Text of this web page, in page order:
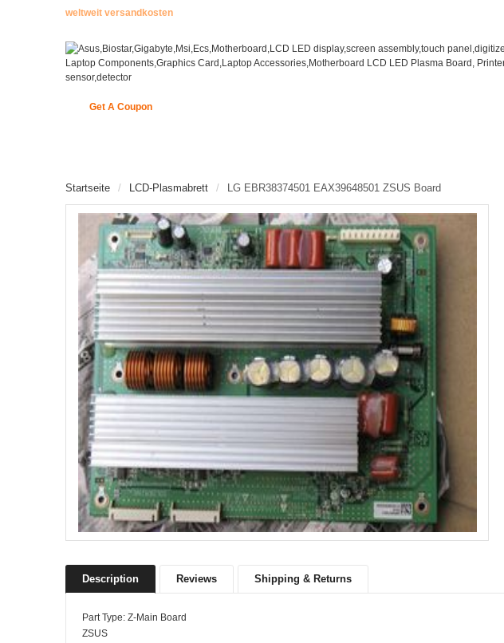
weltweit versandkosten
Get A Coupon
Startseite LCD-Plasmabrett LG EBR38374501 EAX39648501 ZSUS Board
Description Reviews Shipping & Returns
Part Type: Z-Main Board
ZSUS